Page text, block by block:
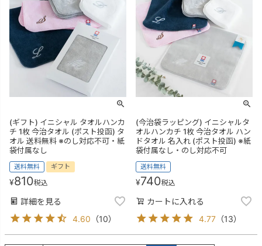
(ギフト) イニシャル タオルハンカ
チ 1枚 今治タオル (ポスト投函) タ
オル 送料無料 ※のし対応不可・紙
袋付属なし
送料無料 ギフト
¥810税込
詳細を見る
4.60 （10）
(今治袋ラッピング) イニシャルタ
オルハンカチ 1枚 今治タオル ハン
ドタオル 名入れ (ポスト投函) ※紙
袋付属なし・のし対応不可
送料無料
¥740税込
カートに入れる
4.77 （13）